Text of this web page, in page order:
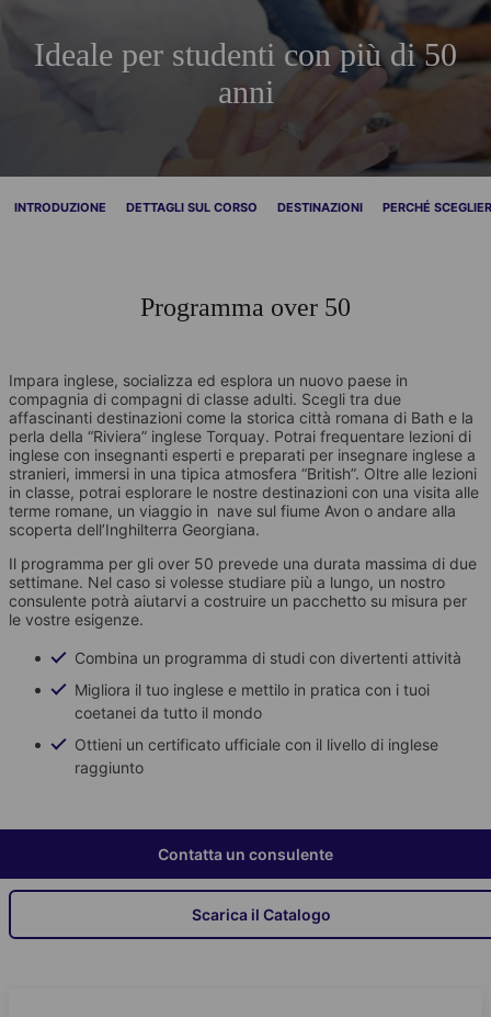
Ideale per studenti con più di 50
anni
INTRODUZIONE DETTAGLI SUL CORSO DESTINAZIONI PERCHÉ
Programma over 50
Impara inglese, socializza ed esplora un nuovo paese in
compagnia di compagni di classe adulti. Scegli tra due
affascinanti destinazioni come la storica città romana di Bath e la
perla della “Riviera” inglese Torquay. Potrai frequentare lezioni di
inglese con insegnanti esperti e preparati per insegnare inglese a
stranieri, immersi in una tipica atmosfera “British”. Oltre alle lezioni
in classe, potrai esplorare le nostre destinazioni con una visita alle
terme romane, un viaggio in nave sul fiume Avon o andare alla
scoperta dell’Inghilterra Georgiana.
Il programma per gli over 50 prevede una durata massima di due
settimane. Nel caso si volesse studiare più a lungo, un nostro
consulente potrà aiutarvi a costruire un pacchetto su misura per
le vostre esigenze.
Combina un programma di studi con divertenti attività
Migliora il tuo inglese e mettilo in pratica con i tuoi
coetanei da tutto il mondo
Ottieni un certificato ufficiale con il livello di inglese
raggiunto
Contatta un consulente
Scarica il Catalogo